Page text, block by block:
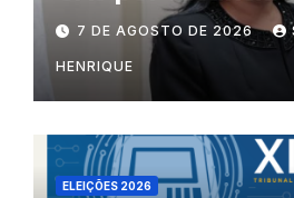
7 DE AGOSTO DE 2026
HENRIQUE
ELEIÇÕES 2026